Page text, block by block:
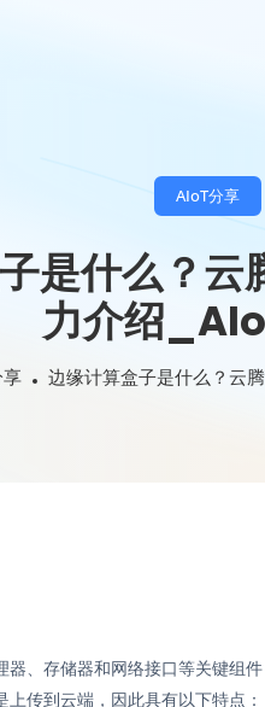
AIoT分享
是什么？
力介绍
边缘计算盒子是什么？云
、存储器和网络接口等关键组
传到云端，因此具有以下特点：